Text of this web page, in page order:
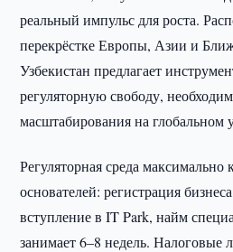
реальный импульс для роста.
перекрёстке Европы, Азии и
Узбекистан предлагает
регуляторную свободу,
масштабирования на глобальном
Регуляторная среда максимально
основателей: регистрация
вступление в IT Park, найм
занимает 6–8 недель. Налоговые